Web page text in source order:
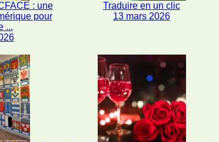
: une
pour
...
Traduire en un clic
13 mars 2026